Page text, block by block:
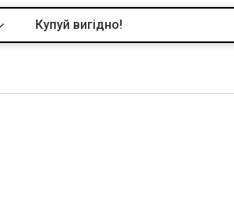
Купуй вигідно!